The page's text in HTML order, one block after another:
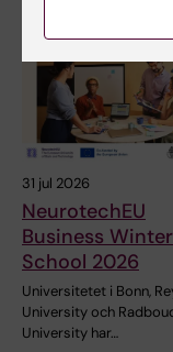
31 jul 2026
NeurotechEU
Business Winter
School 2026
Universitetet i Bonn,
University och
University har…